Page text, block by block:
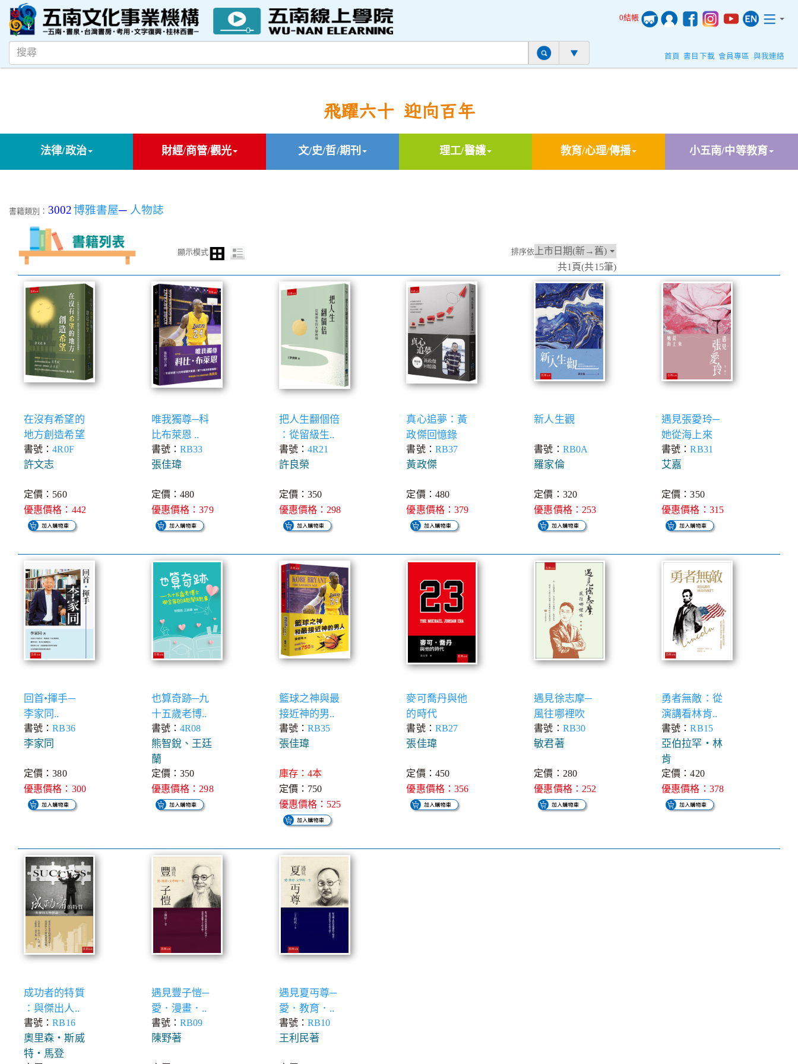
0結帳
首頁 書目下載 會員專區 與我連絡
飛躍六十 迎向百年
法律/政治 財經/商管/觀光 文/史/哲/期刊 理工/醫護 教育/心理/傳播 小五南/中等教育
書籍類別： 3002博雅書屋─ 人物誌
顯示模式 排序依
共1頁(共15筆)
在沒有希望的
地方創造希望
書號：4R0F
許文志
定價：560
優惠價格：442
唯我獨尊─科
比布萊恩 ..
書號：RB33
張佳瑋
定價：480
優惠價格：379
把人生翻個倍
：從留級生..
書號： 4R21
許良榮
定價：350
優惠價格：298
真心追夢：黃
政傑回憶錄
書號： RB37
黃政傑
定價：480
優惠價格：379
新人生觀
書號： RB0A
羅家倫
定價：320
優惠價格：253
遇見張愛玲─
她從海上來
書號：RB31
艾嘉
定價：350
優惠價格：315
回首•揮手─
李家同..
書號：RB36
李家同
定價：380
優惠價格：300
也算奇跡─九
十五歲老博..
書號：4R08
熊智銳、王廷
蘭
定價：350
優惠價格：298
籃球之神與最
接近神的男..
書號： RB35
張佳瑋
庫存：4本
定價：750
優惠價格：525
麥可喬丹與他
的時代
書號： RB27
張佳瑋
定價：450
優惠價格：356
遇見徐志摩─
風往哪裡吹
書號： RB30
敏君著
定價：280
優惠價格：252
勇者無敵：從
演講看林肯..
書號：RB15
亞伯拉罕‧林
肯
定價：420
優惠價格：378
成功者的特質
：與傑出人..
書號：RB16
奧里森‧斯威
特‧馬登
遇見豐子愷─
愛．漫畫．..
書號：RB09
陳野著
遇見夏丏尊─
愛．教育．..
書號： RB10
王利民著